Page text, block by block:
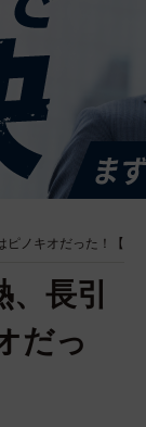
ノキオだった！【
長引
だっ